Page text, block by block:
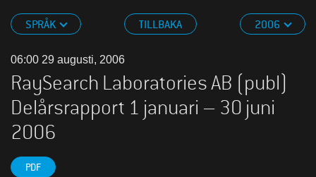
SPRÅK TILLBAKA 2006
06:00 29 augusti, 2006
RaySearch Laboratories AB (publ)
Delårsrapport 1 januari – 30 juni
2006
PDF